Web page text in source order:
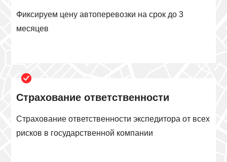
Фиксируем цену автоперевозки на срок до 3
месяцев
Страхование ответственности
Страхование ответственности экспедитора от всех
рисков в государственной компании